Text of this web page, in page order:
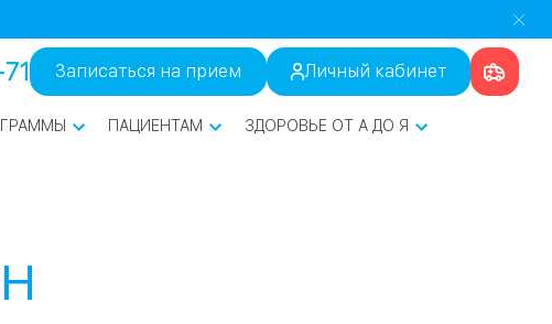
Записаться на прием Личный кабинет
ПАЦИЕНТАМ ЗДОРОВЬЕ ОТ А ДО Я